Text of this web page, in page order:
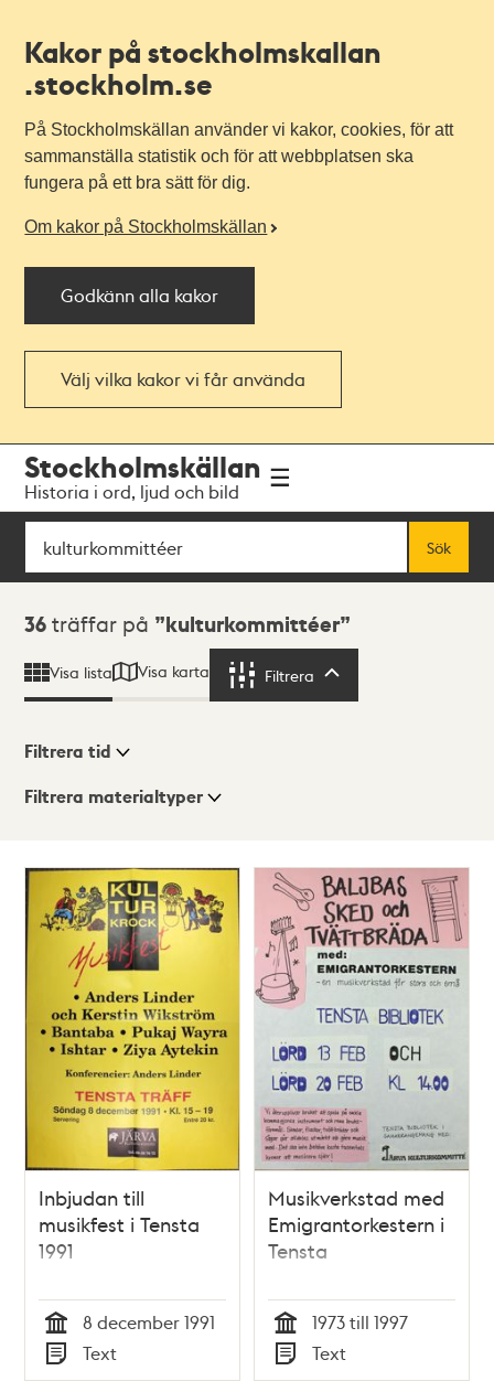
Kakor på stockholmskallan
.stockholm.se
På Stockholmskällan använder vi kakor, cookies, för att
sammanställa statistik och för att webbplatsen ska
fungera på ett bra sätt för dig.
Om kakor på Stockholmskällan
Godkänn alla kakor
Välj vilka kakor vi får använda
navigationen
huvudinnehållet
Stockholmskällan
Historia i ord, ljud och bild
Sök
Sök
Sökresultat
36 träffar på kulturkommittéer
Visa lista Visa karta Filtrera
Visningsläge
Lista
Karta
Filtrera tid
Filtrera materialtyper
träffar
Inbjudan till
musikfest i Tensta
1991
Tid
8 december 1991
Typ
Text
Musikverkstad med
Emigrantorkestern i
Tensta
Tid
1973 till 1997
Typ
Text